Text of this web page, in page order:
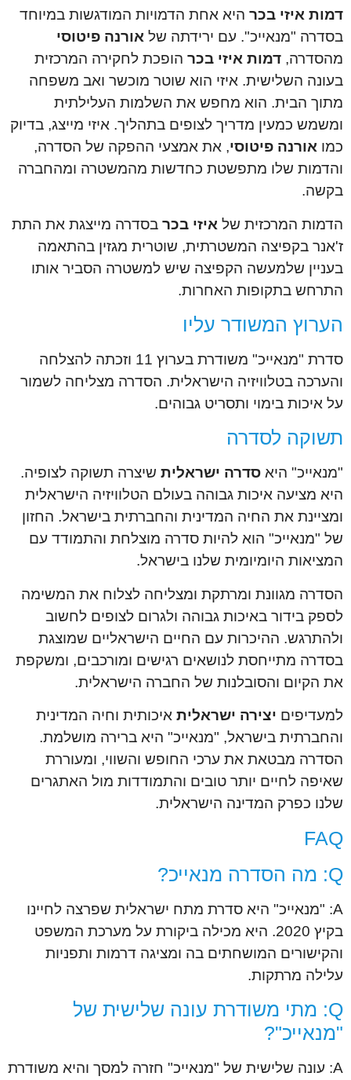
דמות איזי בכר היא אחת הדמויות המודגשות במיוחד
בסדרה "מנאייכ". עם ירידתה של אורנה פיטוסי
מהסדרה, דמות איזי בכר הופכת לחקירה המרכזית
בעונה השלישית. איזי הוא שוטר מוכשר ואב משפחה
מתוך הבית. הוא מחפש את השלמות העלילתית
ומשמש כמעין מדריך לצופים בתהליך. איזי מייצג, בדיוק
כמו אורנה פיטוסי, את אמצעי ההפקה של הסדרה,
והדמות שלו מתפשטת כחדשות מהמשטרה ומהחברה
בקשה.
הדמות המרכזית של איזי בכר בסדרה מייצגת את התת
ז'אנר בקפיצה המשטרתית, שוטרית מגזין בהתאמה
בעניין שלמעשה הקפיצה שיש למשטרה הסביר אותו
התרחש בתקופות האחרות.
הערוץ המשודר עליו
סדרת "מנאייכ" משודרת בערוץ 11 וזכתה להצלחה
והערכה בטלוויזיה הישראלית. הסדרה מצליחה לשמור
על איכות בימוי ותסריט גבוהים.
תשוקה לסדרה
"מנאייכ" היא סדרה ישראלית שיצרה תשוקה לצופיה.
היא מציעה איכות גבוהה בעולם הטלוויזיה הישראלית
ומציינת את החיה המדינית והחברתית בישראל. החזון
של "מנאייכ" הוא להיות סדרה מוצלחת והתמודד עם
המציאות היומיומית שלנו בישראל.
הסדרה מגוונת ומרתקת ומצליחה לצלוח את המשימה
לספק בידור באיכות גבוהה ולגרום לצופים לחשוב
ולהתרגש. ההיכרות עם החיים הישראליים שמוצגת
בסדרה מתייחסת לנושאים רגישים ומורכבים, ומשקפת
את הקיום והסובלנות של החברה הישראלית.
למעדיפים יצירה ישראלית איכותית וחיה המדינית
והחברתית בישראל, "מנאייכ" היא ברירה מושלמת.
הסדרה מבטאת את ערכי החופש והשווי, ומעוררת
שאיפה לחיים יותר טובים והתמודדות מול האתגרים
שלנו כפרק המדינה הישראלית.
FAQ
Q: מה הסדרה מנאייכ?
A: "מנאייכ" היא סדרת מתח ישראלית שפרצה לחיינו
בקיץ 2020. היא מכילה ביקורת על מערכת המשפט
והקישורים המושחתים בה ומציגה דרמות ותפניות
עלילה מרתקות.
Q: מתי משודרת עונה שלישית של
"מנאייכ"?
A: עונה שלישית של "מנאייכ" חזרה למסך והיא משודרת